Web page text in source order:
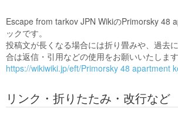
Escape from tarkov JPN WikiのPrimorsky 48
ックです。
投稿文が長くなる場合には折り畳みや、過去
合は返信・引用などの使用をお願いいたします
https://wikiwiki.jp/eft/Primorsky 48 apartment
リンク・折りたたみ・改行など